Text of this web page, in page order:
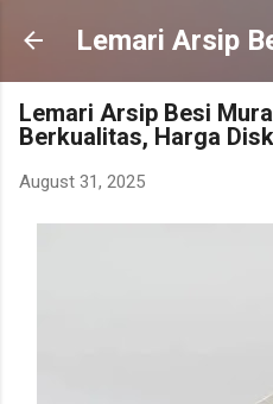
Skip to
Lemari Arsip
Lemari Arsip Besi
Berkualitas, Harga
August 31, 2025